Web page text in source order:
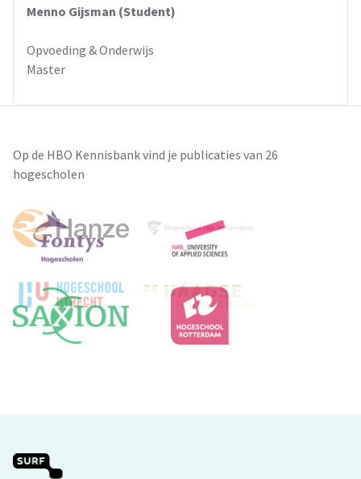
Menno Gijsman (Student)
Opvoeding & Onderwijs
Master
Op de HBO Kennisbank vind je publicaties van 26
hogescholen